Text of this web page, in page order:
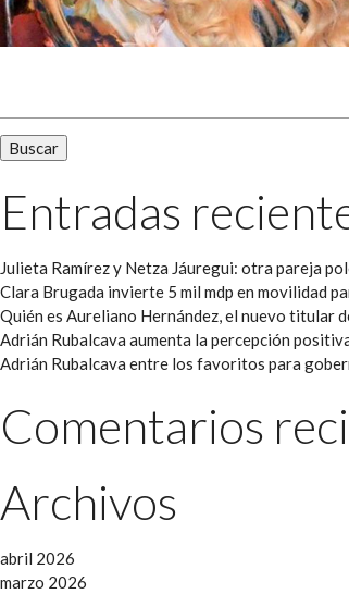
Entradas
Julieta Ramírez y Netza Jáuregui: otra pareja
Clara Brugada invierte 5 mil mdp en movilidad
Quién es Aureliano Hernández, el nuevo titular
Adrián Rubalcava aumenta la percepción
Adrián Rubalcava entre los favoritos para
Comentarios
Archivos
abril 2026
marzo 2026